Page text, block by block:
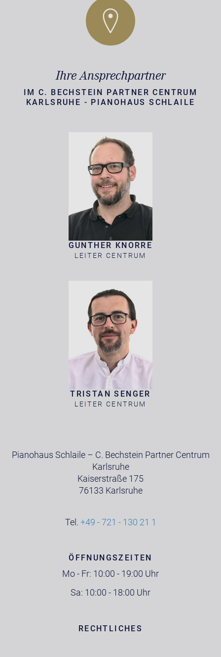
Ihre Ansprechpartner
IM C. BECHSTEIN PARTNER CENTRUM
KARLSRUHE - PIANOHAUS SCHLAILE
GUNTHER KNORRE
LEITER CENTRUM
TRISTAN SENGER
LEITER CENTRUM
Pianohaus Schlaile – C. Bechstein Partner Centrum
Karlsruhe
Kaiserstraße 175
76133 Karlsruhe
Tel. +49 - 721 - 130 21 1
ÖFFNUNGSZEITEN
Mo - Fr: 10:00 - 19:00 Uhr
Sa: 10:00 - 18:00 Uhr
RECHTLICHES